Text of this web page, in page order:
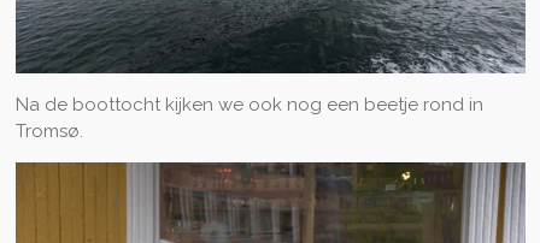
Na de boottocht kijken we ook nog een beetje rond in
Tromsø.